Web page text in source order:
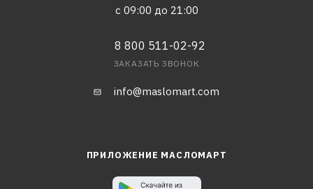
с 09:00 до 21:00
8 800 511-02-92
ЗАКАЗАТЬ ЗВОНОК
info@maslomart.com
ПРИЛОЖЕНИЕ МАСЛОМАРТ